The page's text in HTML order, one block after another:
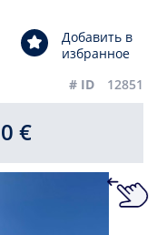
Добавить в
избранное
# ID
12851
€